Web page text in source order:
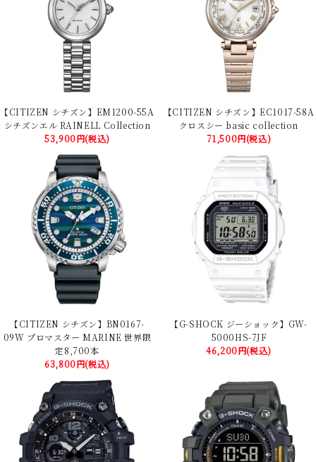
【CITIZEN シチズン】EM1200-55A
シチズンエル RAINELL Collection
53,900円(税込)
【CITIZEN シチズン】EC1017-58A
クロスシー basic collection
71,500円(税込)
【CITIZEN シチズン】BN0167-
09W プロマスター MARINE 世界限
定8,700本
63,800円(税込)
【G-SHOCK ジーショック】GW-
5000HS-7JF
46,200円(税込)